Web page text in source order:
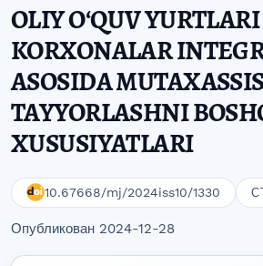
OLIY OʻQUV
KORXONALAR
ASOSIDA
TAYYORLASHNI
XUSUSIYATLARI
10.67668/mj/2024iss10/1330
Опубликован 2024-12-28